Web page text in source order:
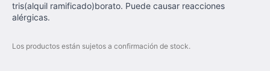
tris(alquil ramificado)borato. Puede causar reacciones
alérgicas.
Los productos están sujetos a confirmación de stock.